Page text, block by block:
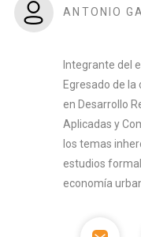
ANTONIO
Integrante del
Egresado de
en Desarrollo
Aplicadas y
los temas
estudios
economía